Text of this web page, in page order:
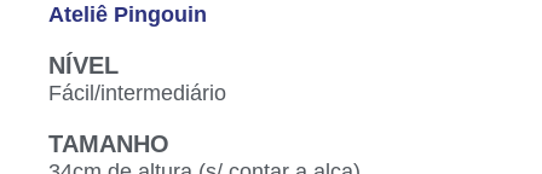
Ateliê Pingouin
NÍVEL
Fácil/intermediário
TAMANHO